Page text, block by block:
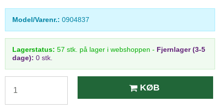
Model/Varenr.: 0904837
Lagerstatus: 57 stk. på lager i webshoppen - Fjernlager (3-5
dage): 0 stk.
KØB